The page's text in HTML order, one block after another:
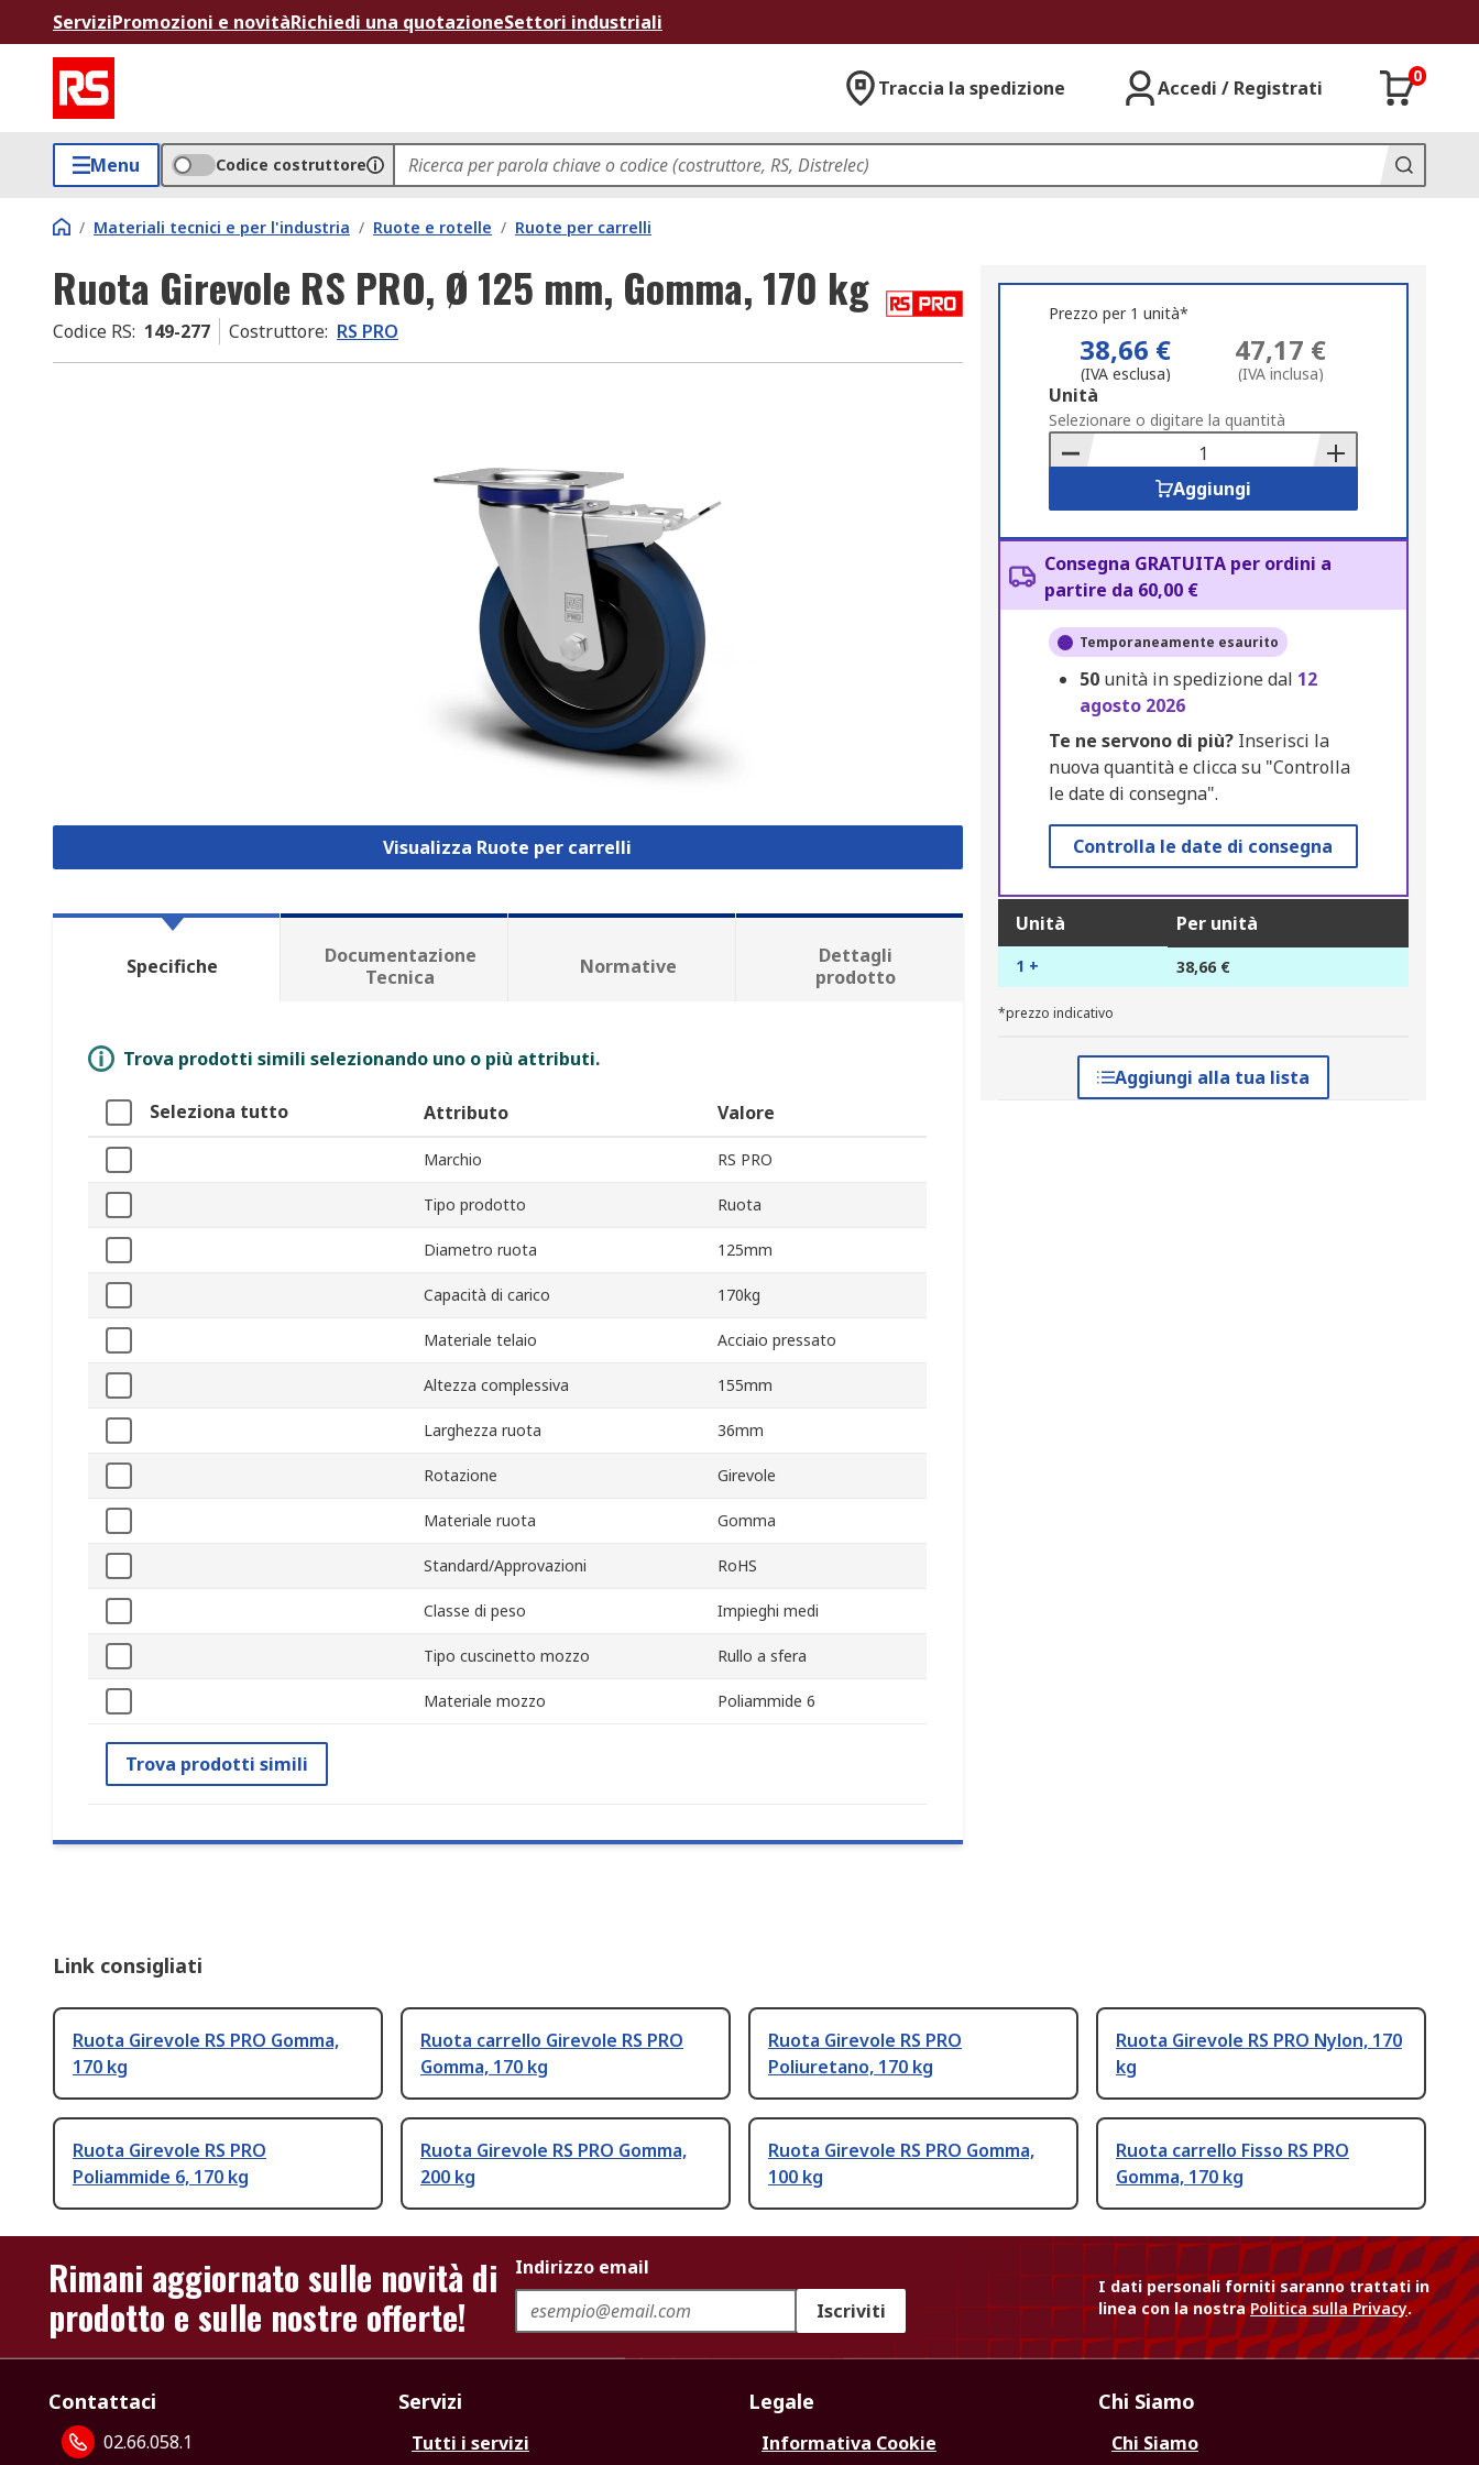
ServiziPromozioni e novitàRichiedi una quotazioneSettori industriali
Traccia la spedizione Accedi / Registrati
0
Menu Codice costruttore
/ Materiali tecnici e per l'industria / Ruote e rotelle / Ruote per carrelli
Ruota Girevole RS PRO, Ø 125 mm, Gomma, 170 kg
Codice RS: 149-277 Costruttore: RS PRO
Visualizza Ruote per carrelli
Prezzo per 1 unità*
38,66 €
(IVA esclusa)
47,17 €
(IVA inclusa)
Add
to
Basket
Unità
Selezionare o digitare la quantità
Aggiungi
Consegna GRATUITA per ordini a
partire da 60,00 €
Temporaneamente esaurito
50 unità in spedizione dal 12
agosto 2026
Te ne servono di più?Inserisci la
nuova quantità e clicca su "Controlla
le date di consegna".
Controlla le date di consegna
Unità Per unità
1 + 38,66 €
*prezzo indicativo
Aggiungi alla tua lista
Specifiche
Documentazione
Tecnica
Normative
Dettagli
prodotto
Trova prodotti simili selezionando uno o più attributi.
Seleziona tutto Attributo Valore
Marchio RS PRO
Tipo prodotto Ruota
Diametro ruota 125mm
Capacità di carico 170kg
Materiale telaio Acciaio pressato
Altezza complessiva 155mm
Larghezza ruota 36mm
Rotazione Girevole
Materiale ruota Gomma
Standard/Approvazioni RoHS
Classe di peso Impieghi medi
Tipo cuscinetto mozzo Rullo a sfera
Materiale mozzo Poliammide 6
Trova prodotti simili
Link consigliati
Ruota Girevole RS PRO Gomma,
170 kg
Ruota carrello Girevole RS PRO
Gomma, 170 kg
Ruota Girevole RS PRO
Poliuretano, 170 kg
Ruota Girevole RS PRO Nylon, 170
kg
Ruota Girevole RS PRO
Poliammide 6, 170 kg
Ruota Girevole RS PRO Gomma,
200 kg
Ruota Girevole RS PRO Gomma,
100 kg
Ruota carrello Fisso RS PRO
Gomma, 170 kg
Rimani aggiornato sulle novità di
prodotto e sulle nostre offerte!
Indirizzo email
Iscriviti
I dati personali forniti saranno trattati in
linea con la nostraPolitica sulla Privacy.
Contattaci
02.66.058.1
Servizi
Tutti i servizi
Legale
Informativa Cookie
Chi Siamo
Chi Siamo